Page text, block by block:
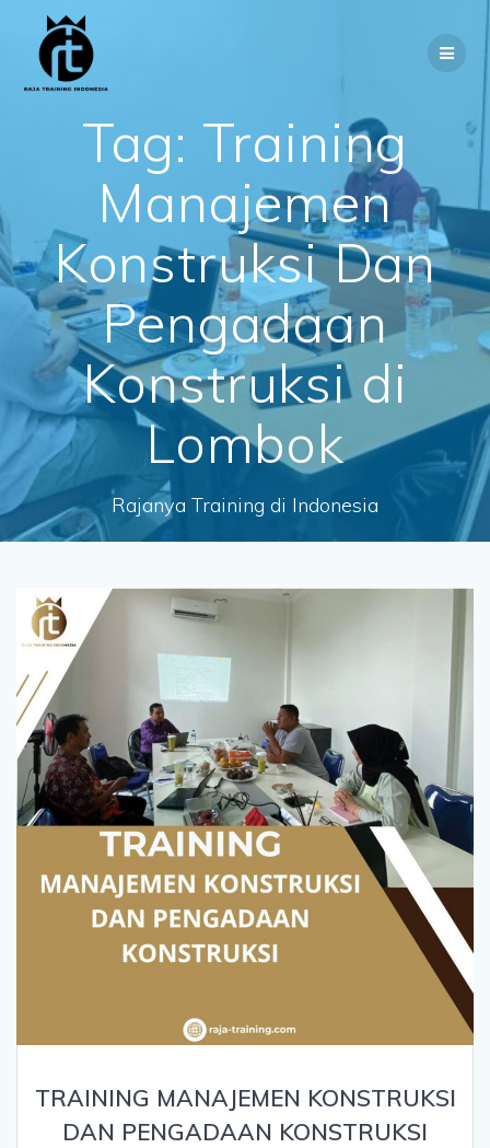
Tag: Training
Manajemen
Konstruksi Dan
Pengadaan
Konstruksi di
Lombok
Rajanya Training di Indonesia
TRAINING MANAJEMEN KONSTRUKSI
DAN PENGADAAN KONSTRUKSI